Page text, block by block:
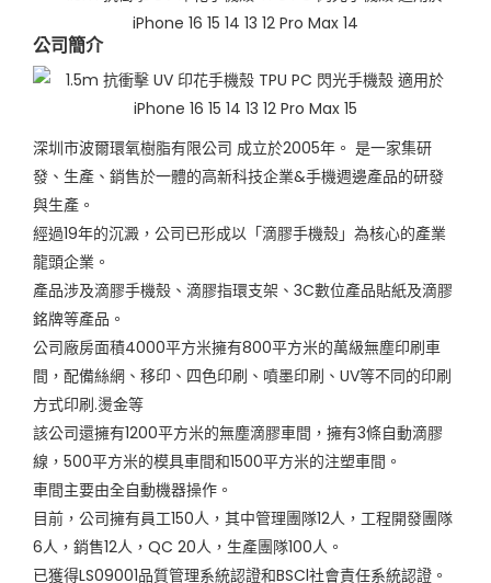
公司簡介
深圳市波爾環氧樹脂有限公司 成立於2005年。 是一家集研
發、生產、銷售於一體的高新科技企業&手機週邊產品的研發
與生產。
經過19年的沉澱，公司已形成以「滴膠手機殼」為核心的產業
龍頭企業。
產品涉及滴膠手機殼、滴膠指環支架、3C數位產品貼紙及滴膠
銘牌等產品。
公司廠房面積4000平方米擁有800平方米的萬級無塵印刷車
間，配備絲網、移印、四色印刷、噴墨印刷、UV等不同的印刷
方式印刷.燙金等
該公司還擁有1200平方米的無塵滴膠車間，擁有3條自動滴膠
線，500平方米的模具車間和1500平方米的注塑車間。
車間主要由全自動機器操作。
目前，公司擁有員工150人，其中管理團隊12人，工程開發團隊
6人，銷售12人，QC 20人，生產團隊100人。
已獲得LS09001品質管理系統認證和BSCl社會責任系統認證。